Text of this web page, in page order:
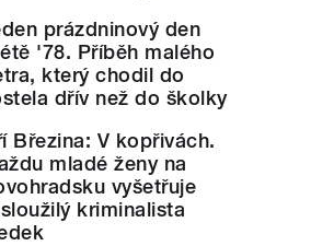
prázdninový den
'78. Příběh malého
který chodil do
dřív než do školky
Březina: V kopřivách.
mladé ženy na
vyšetřuje
kriminalista